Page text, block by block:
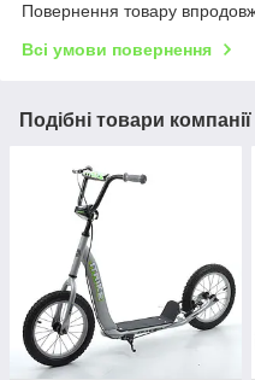
Повернення товару
Всі умови повернення
Подібні товари компанії